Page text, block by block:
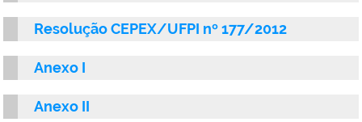
Banco Central do Brasil
Resolução CEPEX/UFPI nº 177/2012
Anexo I
Anexo II